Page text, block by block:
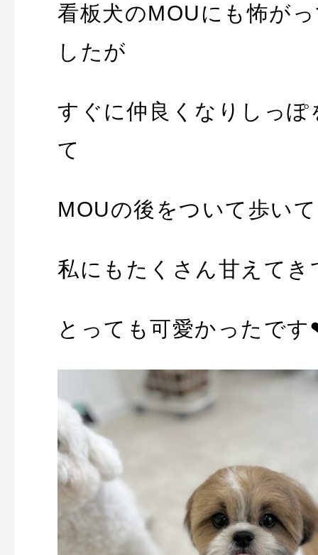
看板犬のMOUにも怖が
したが
すぐに仲良くなりしっぽ
て
MOUの後をついて歩い
私にもたくさん甘えてき
とっても可愛かったで